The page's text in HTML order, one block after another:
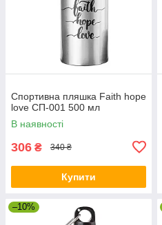
Спортивна пляшка Faith hope
love СП-001 500 мл
В наявності
306 ₴ 340 ₴
Купити
–10%